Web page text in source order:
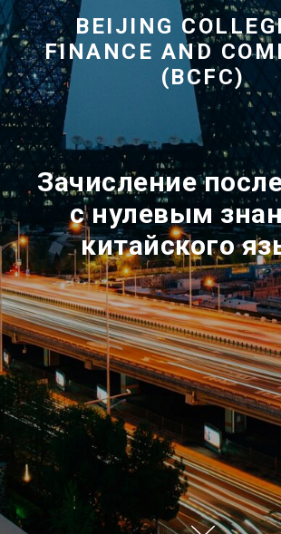
BEIJING
FINANCE AND
(BCFC)
Зачисление
с нулевым
китайского